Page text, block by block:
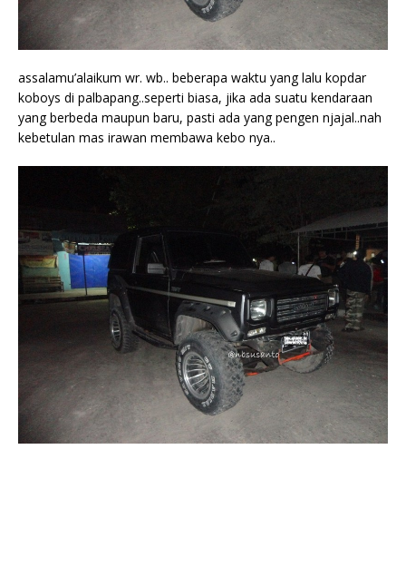
assalamu’alaikum wr. wb.. beberapa waktu yang lalu kopdar
koboys di palbapang..seperti biasa, jika ada suatu kendaraan
yang berbeda maupun baru, pasti ada yang pengen njajal..nah
kebetulan mas irawan membawa kebo nya..